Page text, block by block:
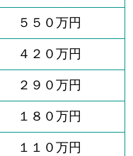
５５０万円
４２０万円
２９０万円
１８０万円
１１０万円